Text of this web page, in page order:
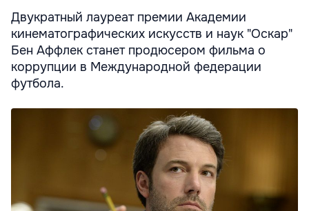
Двукратный лауреат премии Академии
кинематографических искусств и наук "Оскар"
Бен Аффлек станет продюсером фильма о
коррупции в Международной федерации
футбола.